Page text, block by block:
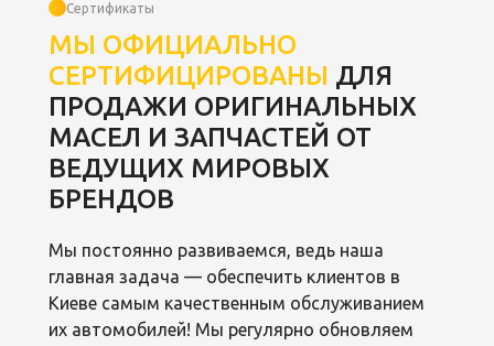
Сертификаты
МЫ ОФИЦИАЛЬНО
СЕРТИФИЦИРОВАНЫ ДЛЯ
ПРОДАЖИ ОРИГИНАЛЬНЫХ
МАСЕЛ И ЗАПЧАСТЕЙ ОТ
ВЕДУЩИХ МИРОВЫХ
БРЕНДОВ
Мы постоянно развиваемся, ведь наша
главная задача — обеспечить клиентов в
Киеве самым качественным обслуживанием
их автомобилей! Мы регулярно обновляем